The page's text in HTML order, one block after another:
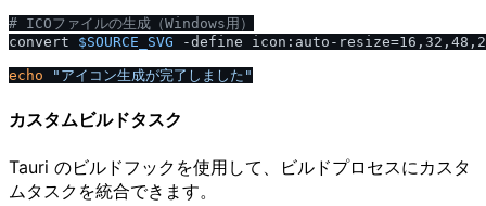
# ICOファイルの生成（Windows用）
convert $SOURCE_SVG -define icon:auto-
echo "アイコン生成が完了しました"
カスタムビルドタスク
Tauri のビルドフックを使用して、ビルドプロセスにカスタ
ムタスクを統合できます。